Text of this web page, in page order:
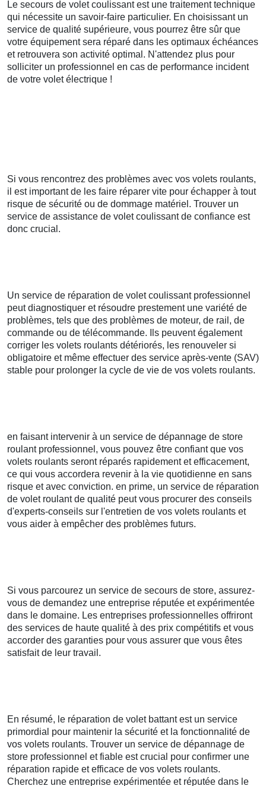
Le secours de volet coulissant est une traitement technique
qui nécessite un savoir-faire particulier. En choisissant un
service de qualité supérieure, vous pourrez être sûr que
votre équipement sera réparé dans les optimaux échéances
et retrouvera son activité optimal. N'attendez plus pour
solliciter un professionnel en cas de performance incident
de votre volet électrique !
Si vous rencontrez des problèmes avec vos volets roulants,
il est important de les faire réparer vite pour échapper à tout
risque de sécurité ou de dommage matériel. Trouver un
service de assistance de volet coulissant de confiance est
donc crucial.
Un service de réparation de volet coulissant professionnel
peut diagnostiquer et résoudre prestement une variété de
problèmes, tels que des problèmes de moteur, de rail, de
commande ou de télécommande. Ils peuvent également
corriger les volets roulants détériorés, les renouveler si
obligatoire et même effectuer des service après-vente (SAV)
stable pour prolonger la cycle de vie de vos volets roulants.
en faisant intervenir à un service de dépannage de store
roulant professionnel, vous pouvez être confiant que vos
volets roulants seront réparés rapidement et efficacement,
ce qui vous accordera revenir à la vie quotidienne en sans
risque et avec conviction. en prime, un service de réparation
de volet roulant de qualité peut vous procurer des conseils
d'experts-conseils sur l'entretien de vos volets roulants et
vous aider à empêcher des problèmes futurs.
Si vous parcourez un service de secours de store, assurez-
vous de demandez une entreprise réputée et expérimentée
dans le domaine. Les entreprises professionnelles offriront
des services de haute qualité à des prix compétitifs et vous
accorder des garanties pour vous assurer que vous êtes
satisfait de leur travail.
En résumé, le réparation de volet battant est un service
primordial pour maintenir la sécurité et la fonctionnalité de
vos volets roulants. Trouver un service de dépannage de
store professionnel et fiable est crucial pour confirmer une
réparation rapide et efficace de vos volets roulants.
Cherchez une entreprise expérimentée et réputée dans le